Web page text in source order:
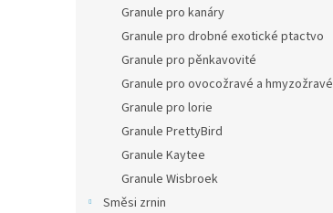
Granule pro kanáry
Granule pro drobné exotické ptactvo
Granule pro pěnkavovité
Granule pro ovocožravé a hmyzožravé
Granule pro lorie
Granule PrettyBird
Granule Kaytee
Granule Wisbroek
Směsi zrnin